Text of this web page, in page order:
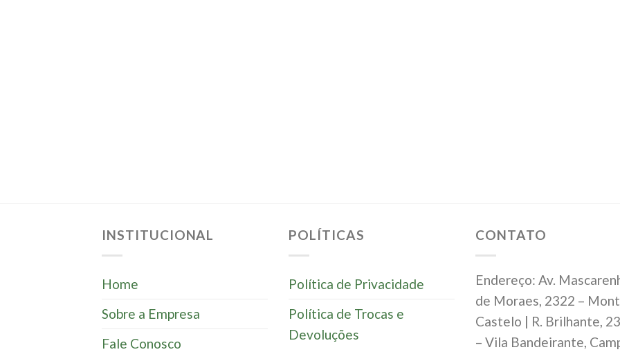
INSTITUCIONAL
Home
Sobre a Empresa
Fale Conosco
POLÍTICAS
Política de Privacidade
Política de Trocas e
Devoluções
CONTATO
Endereço: Av.
de Moraes, 2322 –
Castelo | R. Brilhante,
– Vila Bandeirante,